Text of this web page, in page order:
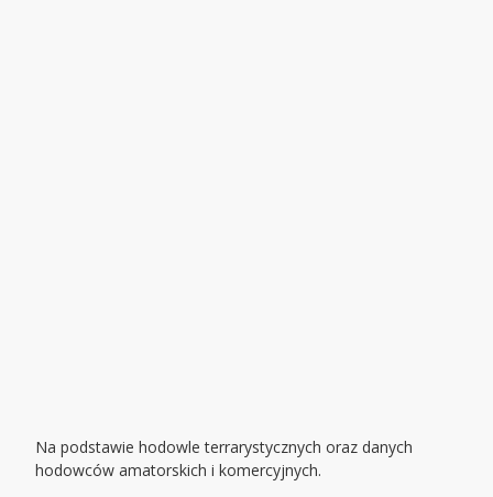
Na podstawie hodowle terrarystycznych oraz danych
hodowców amatorskich i komercyjnych.